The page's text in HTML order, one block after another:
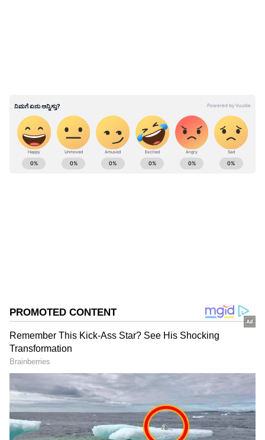
ಸಿಎಂ, ಉಪ ಮುಖ್ಯಮಂತ್ರಿ ಸ್ಥಾನ ಏನಾಯ್ತು?
ABOUT THE AUTHOR